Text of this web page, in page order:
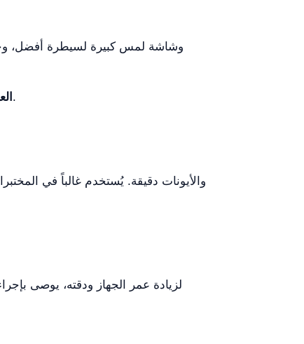
قد تؤدي ميزاته ومواصفاته المتقدمة إلى منحنى تعلم أعلى للمستخدمين الجدد غير الملمين بمعدات المختبر.
لزيادة عمر الجهاز ودقته، يوصى